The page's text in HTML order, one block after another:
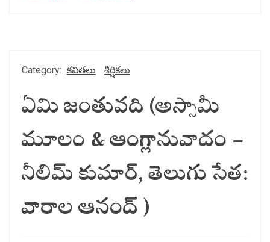
Category: కవితలు శీర్షికలు
ఏమి జంతువది (అస్సామీ
మూలం & ఆంగ్లానువాదం –
నీలిమ్ కుమార్, తెలుగు సేత:
వారాల ఆనంద్ )